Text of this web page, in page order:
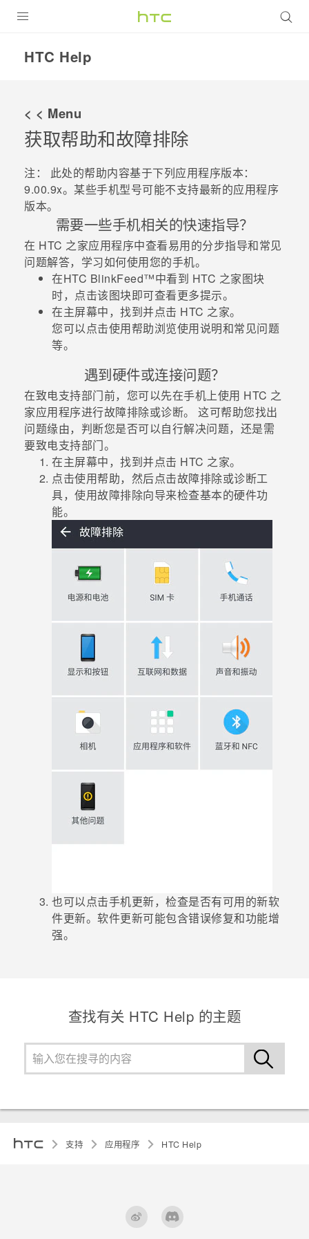
VIVERSE
支持帮助
在线客服
HTC Help
< < Menu
获取帮助和故障排除
注：
此处的帮助内容基于下列应用程序版本：
9.00.9x。某些手机型号可能不支持最新的应用程序
版本。
需要一些手机相关的快速指导？
在 HTC 之家应用程序中查看易用的分步指导和常见
问题解答，学习如何使用您的手机。
在HTC BlinkFeed™中看到 HTC 之家图块
时，点击该图块即可查看更多提示。
在主屏幕中，找到并点击 HTC 之家。
您可以点击使用帮助浏览使用说明和常见问题
等。
遇到硬件或连接问题？
在致电支持部门前，您可以先在手机上使用 HTC 之
家应用程序进行故障排除或诊断。 这可帮助您找出
问题缘由，判断您是否可以自行解决问题，还是需
要致电支持部门。
在主屏幕中，找到并点击 HTC 之家。
点击使用帮助，然后点击故障排除或诊断工
具，使用故障排除向导来检查基本的硬件功
能。
也可以点击手机更新，检查是否有可用的新软
件更新。 软件更新可能包含错误修复和功能增
强。
查找有关 HTC Help 的主题
支持 应用程序 HTC Help